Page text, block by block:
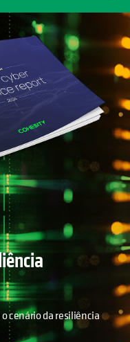
cenário da resiliência